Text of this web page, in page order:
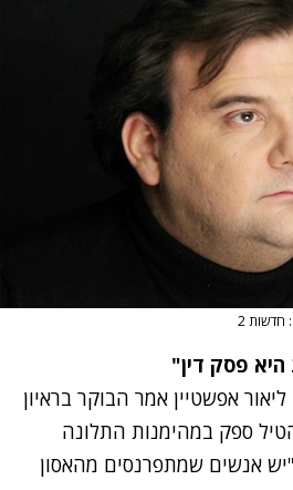
חדשות 2
פסק דין"
אפשטיין אמר הבוקר בראיון
ספק במהימנות התלונה
של בת ה-36. "יש אנשים שמתפרנסים מהאסון